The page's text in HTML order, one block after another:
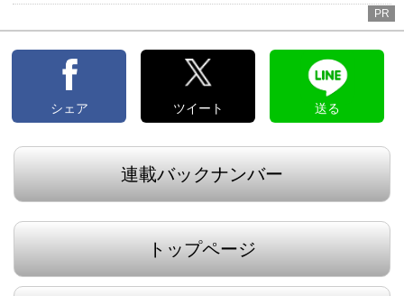
PR
シェア ツイート 送る
連載バックナンバー
トップページ